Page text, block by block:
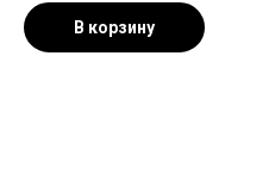
В корзину